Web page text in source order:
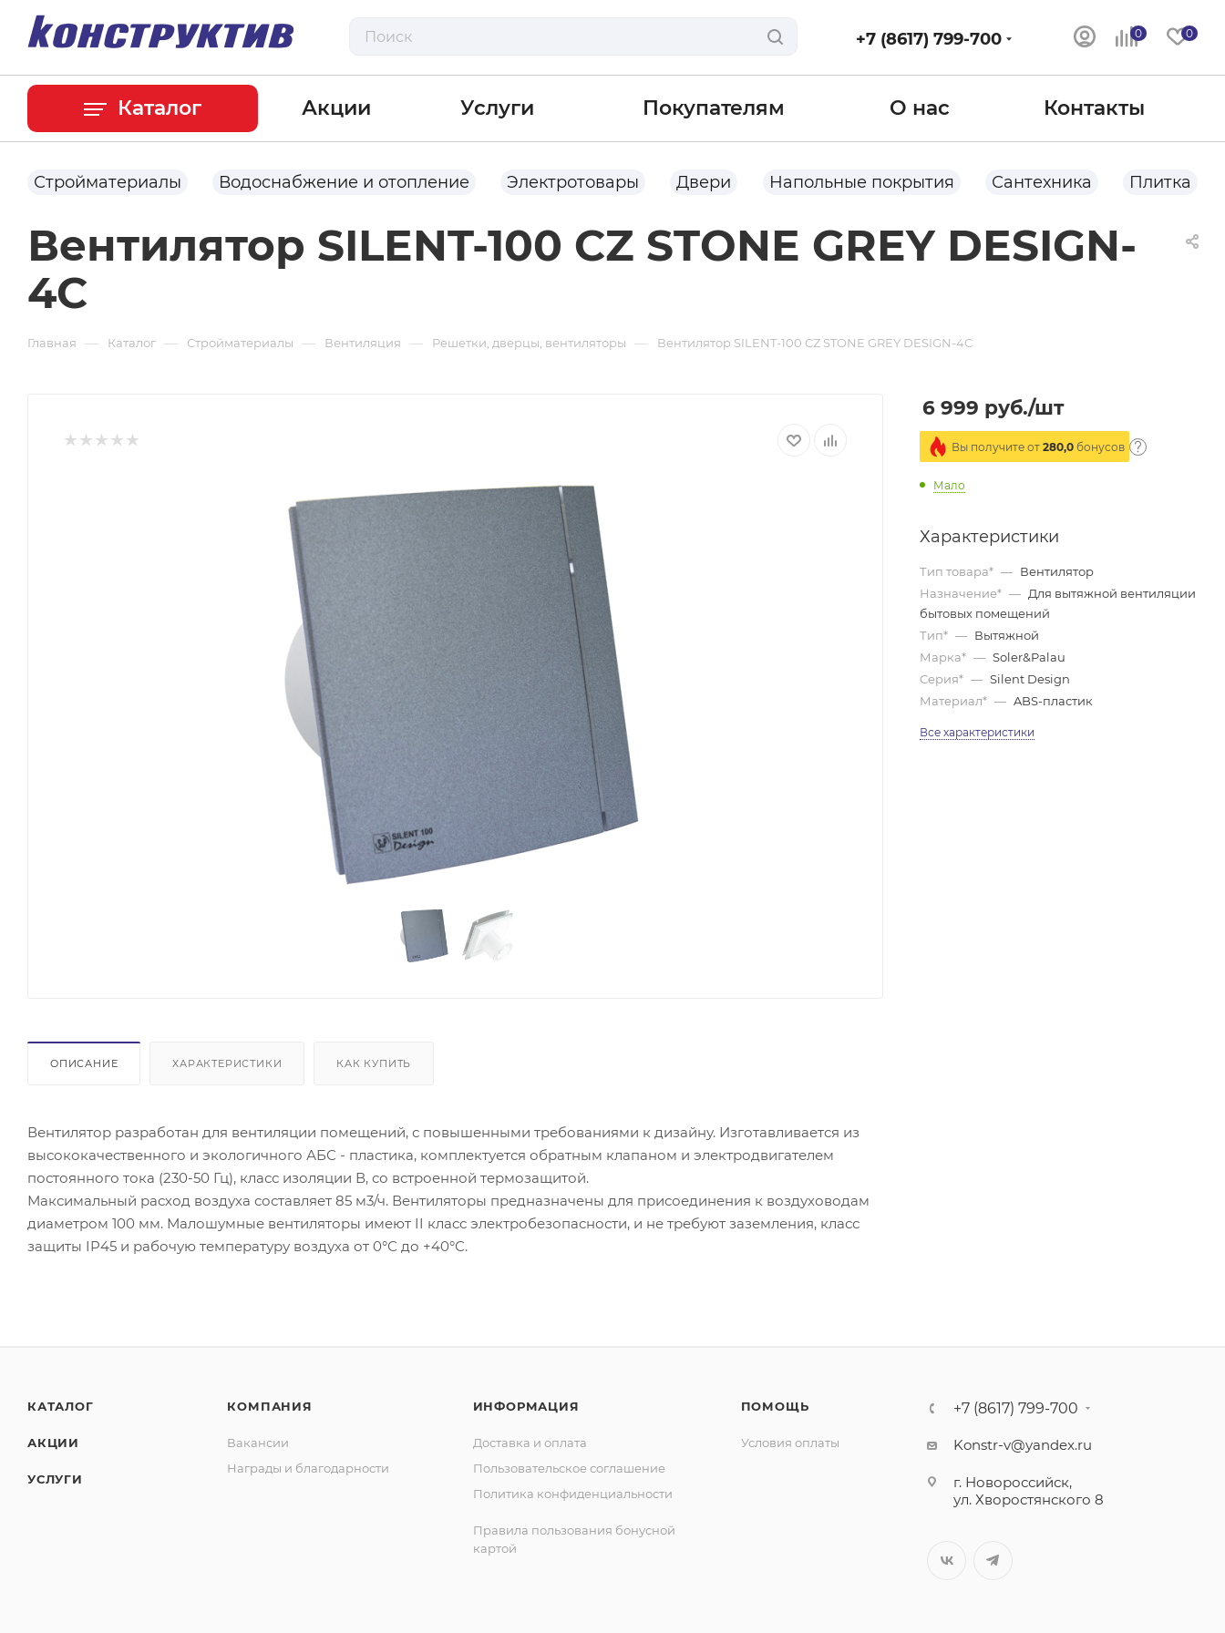
0 0
+7 (8617) 799-700
Каталог Акции Услуги Покупателям О нас Контакты
Стройматериалы Водоснабжение и отопление Электротовары Двери Напольные покрытия Сантехника Плитка
Вентилятор SILENT-100 CZ STONE GREY DESIGN-
4C
Главная — Каталог — Стройматериалы — Вентиляция — Решетки, дверцы, вентиляторы — Вентилятор SILENT-100 CZ STONE GREY DESIGN-4C
ОПИСАНИЕ ХАРАКТЕРИСТИКИ КАК КУПИТЬ
Вентилятор разработан для вентиляции помещений, с повышенными требованиями к дизайну. Изготавливается из
высококачественного и экологичного АБС - пластика, комплектуется обратным клапаном и электродвигателем
постоянного тока (230-50 Гц), класс изоляции В, со встроенной термозащитой.
Максимальный расход воздуха составляет 85 м3/ч. Вентиляторы предназначены для присоединения к воздуховодам
диаметром 100 мм. Малошумные вентиляторы имеют II класс электробезопасности, и не требуют заземления, класс
защиты IP45 и рабочую температуру воздуха от 0°С до +40°С.
6 999 руб./шт
Вы получите от 280,0 бонусов
Мало
Характеристики
Тип товара* — Вентилятор
Назначение* — Для вытяжной вентиляции
бытовых помещений
Тип* — Вытяжной
Марка* — Soler&Palau
Серия* — Silent Design
Материал* — ABS-пластик
Все характеристики
КАТАЛОГ
АКЦИИ
УСЛУГИ
КОМПАНИЯ
Вакансии
Награды и благодарности
ИНФОРМАЦИЯ
Доставка и оплата
Пользовательское соглашение
Политика конфиденциальности
Правила пользования бонусной
картой
ПОМОЩЬ
Условия оплаты
+7 (8617) 799-700
Konstr-v@yandex.ru
г. Новороссийск,
ул. Хворостянского 8